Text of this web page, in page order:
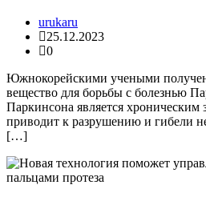
urukaru
25.12.2023
0
Южнокорейскими учеными
вещество для борьбы с болезнью
Паркинсона является хроническим
приводит к разрушению и гибели
[…]